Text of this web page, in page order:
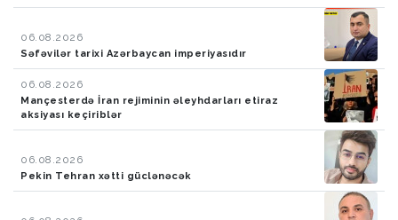
06.08.2026
Səfəvilər tarixi Azərbaycan imperiyasıdır
06.08.2026
Mançesterdə İran rejiminin əleyhdarları etiraz
aksiyası keçiriblər
06.08.2026
Pekin Tehran xətti güclənəcək